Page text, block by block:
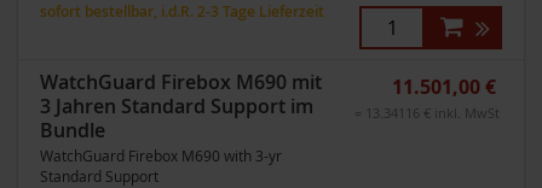
sofort bestellbar, i.d.R. 2-3 Tage Lieferzeit
WatchGuard Firebox M690 mit
3 Jahren Standard Support im
Bundle
WatchGuard Firebox M690 with 3-yr
Standard Support
11.501,00 €
= 13.34116 € inkl. MwSt